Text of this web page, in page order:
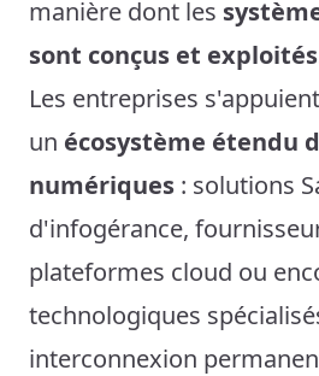
manière dont les
sont conçus et exploités
Les entreprises
un écosystème étendu
numériques : solutions
d'infogérance,
plateformes cloud ou
technologiques
interconnexion